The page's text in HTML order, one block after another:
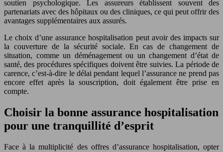
soutien psychologique. Les assureurs établissent souvent des
partenariats avec des hôpitaux ou des cliniques, ce qui peut offrir des
avantages supplémentaires aux assurés.
Le choix d’une assurance hospitalisation peut avoir des impacts sur
la couverture de la sécurité sociale. En cas de changement de
situation, comme un déménagement ou un changement d’état de
santé, des procédures spécifiques doivent être suivies. La période de
carence, c’est-à-dire le délai pendant lequel l’assurance ne prend pas
encore effet après la souscription, doit également être prise en
compte.
Choisir la bonne assurance hospitalisation
pour une tranquillité d’esprit
Face à la multiplicité des offres d’assurance hospitalisation, opter